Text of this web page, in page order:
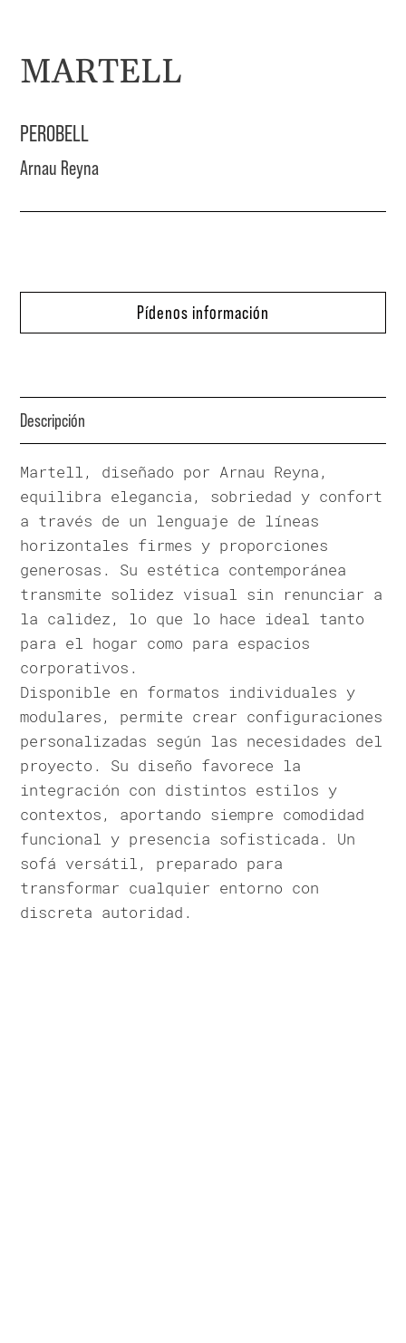
MARTELL
PEROBELL
Arnau Reyna
Pídenos información
Descripción
Martell, diseñado por Arnau Reyna,
equilibra elegancia, sobriedad y confort
a través de un lenguaje de líneas
horizontales firmes y proporciones
generosas. Su estética contemporánea
transmite solidez visual sin renunciar a
la calidez, lo que lo hace ideal tanto
para el hogar como para espacios
corporativos.
Disponible en formatos individuales y
modulares, permite crear configuraciones
personalizadas según las necesidades del
proyecto. Su diseño favorece la
integración con distintos estilos y
contextos, aportando siempre comodidad
funcional y presencia sofisticada. Un
sofá versátil, preparado para
transformar cualquier entorno con
discreta autoridad.